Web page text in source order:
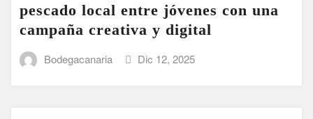
pescado local entre jóvenes con una
campaña creativa y digital
Bodegacanaria Dic 12, 2025